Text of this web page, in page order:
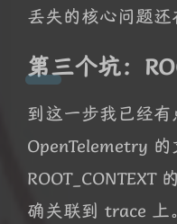
丢失的核心问题还
第三个坑：
到这一步我已经
OpenTelemetry
ROOT_CONTEXT
确关联到 trace 上